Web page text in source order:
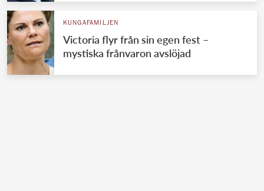
KUNGAFAMILJEN
Victoria flyr från sin egen fest –
mystiska frånvaron avslöjad